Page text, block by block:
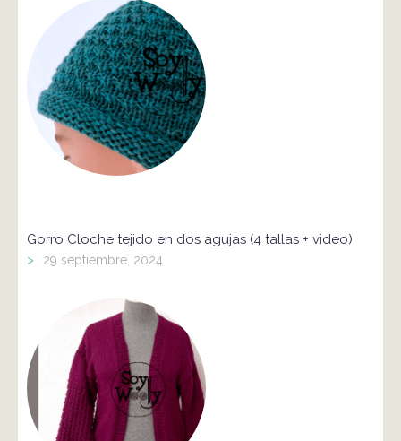
Gorro Cloche tejido en dos agujas (4 tallas + video)
> 29 septiembre, 2024